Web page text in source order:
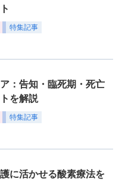
特集記事
：告知・臨死期・死亡
を解説
特集記事
に活かせる酸素療法を